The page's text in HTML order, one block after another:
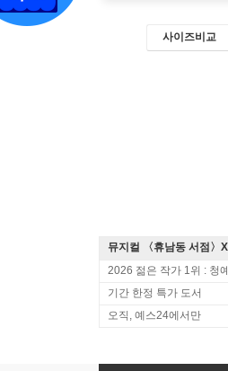
사이즈비교
2026 젊은 작가 1위 : 청예
기간 한정 특가 도서
오직, 예스24에서만